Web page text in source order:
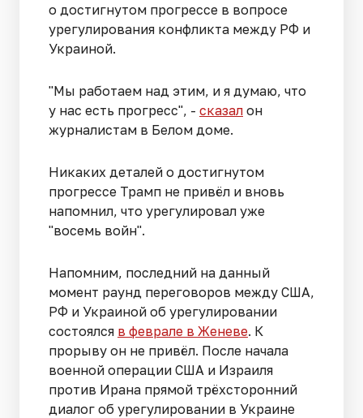
о достигнутом прогрессе в вопросе
урегулирования конфликта между РФ и
Украиной.
"Мы работаем над этим, и я думаю, что
у нас есть прогресс", - сказал он
журналистам в Белом доме.
Никаких деталей о достигнутом
прогрессе Трамп не привёл и вновь
напомнил, что урегулировал уже
"восемь войн".
Напомним, последний на данный
момент раунд переговоров между США,
РФ и Украиной об урегулировании
состоялся в феврале в Женеве. К
прорыву он не привёл. После начала
военной операции США и Израиля
против Ирана прямой трёхсторонний
диалог об урегулировании в Украине